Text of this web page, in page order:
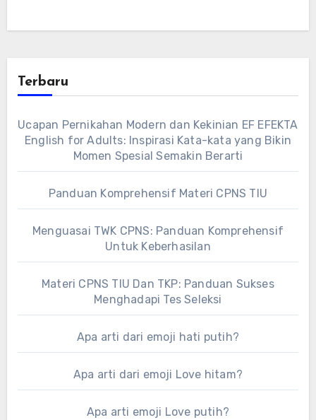
Terbaru
Ucapan Pernikahan Modern dan Kekinian EF EFEKTA
English for Adults: Inspirasi Kata-kata yang Bikin
Momen Spesial Semakin Berarti
Panduan Komprehensif Materi CPNS TIU
Menguasai TWK CPNS: Panduan Komprehensif
Untuk Keberhasilan
Materi CPNS TIU Dan TKP: Panduan Sukses
Menghadapi Tes Seleksi
Apa arti dari emoji hati putih?
Apa arti dari emoji Love hitam?
Apa arti emoji Love putih?